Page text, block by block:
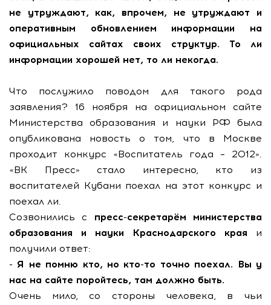
не утруждают, как, впрочем, не утруждают и
оперативным обновлением информации на
официальных сайтах своих структур. То ли
информации хорошей нет, то ли некогда.
Что послужило поводом для такого рода
заявления? 16 ноября на официальном сайте
Министерства образования и науки РФ была
опубликована новость о том, что в Москве
проходит конкурс «Воспитатель года – 2012».
«ВК Пресс» стало интересно, кто из
воспитателей Кубани поехал на этот конкурс и
поехал ли.
Созвонились с пресс-секретарём министерства
образования и науки Краснодарского края и
получили ответ:
- Я не помню кто, но кто-то точно поехал. Вы у
нас на сайте поройтесь, там должно быть.
Очень мило, со стороны человека, в чьи